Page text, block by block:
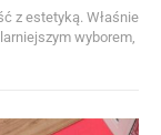
z estetyką. Właśnie
wyborem,